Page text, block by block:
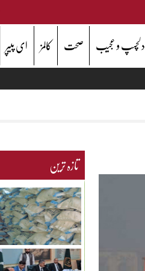
دلچسپ و عجیب صحت کالمز ای پیپر
تازہ ترین